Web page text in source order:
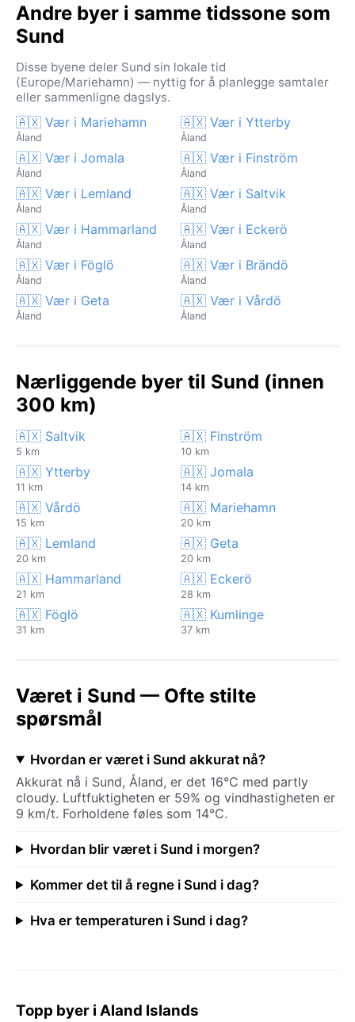
Andre byer i samme tidssone som
Sund
Disse byene deler Sund sin lokale tid
(Europe/Mariehamn) — nyttig for å planlegge samtaler
eller sammenligne dagslys.
🇦🇽 Vær i Mariehamn
Åland
🇦🇽 Vær i Ytterby
Åland
🇦🇽 Vær i Jomala
Åland
🇦🇽 Vær i Finström
Åland
🇦🇽 Vær i Lemland
Åland
🇦🇽 Vær i Saltvik
Åland
🇦🇽 Vær i Hammarland
Åland
🇦🇽 Vær i Eckerö
Åland
🇦🇽 Vær i Föglö
Åland
🇦🇽 Vær i Brändö
Åland
🇦🇽 Vær i Geta
Åland
🇦🇽 Vær i Vårdö
Åland
Nærliggende byer til Sund (innen
300 km)
🇦🇽 Saltvik
5 km
🇦🇽 Finström
10 km
🇦🇽 Ytterby
11 km
🇦🇽 Jomala
14 km
🇦🇽 Vårdö
15 km
🇦🇽 Mariehamn
20 km
🇦🇽 Lemland
20 km
🇦🇽 Geta
20 km
🇦🇽 Hammarland
21 km
🇦🇽 Eckerö
28 km
🇦🇽 Föglö
31 km
🇦🇽 Kumlinge
37 km
Været i Sund — Ofte stilte
spørsmål
Hvordan er været i Sund akkurat nå?
Akkurat nå i Sund, Åland, er det 16°C med partly
cloudy. Luftfuktigheten er 59% og vindhastigheten er
9 km/t. Forholdene føles som 14°C.
Hvordan blir været i Sund i morgen?
Kommer det til å regne i Sund i dag?
Hva er temperaturen i Sund i dag?
Topp byer i Aland Islands